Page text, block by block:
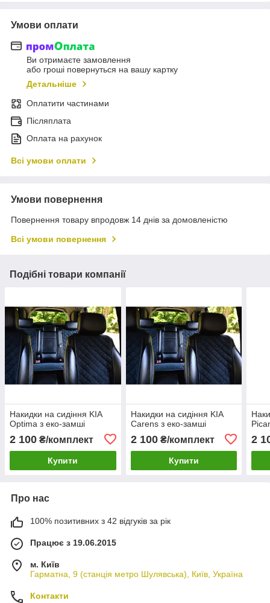
Умови оплати
Ви отримаєте замовлення
або гроші повернуться на вашу картку
Детальніше
Оплатити частинами
Післяплата
Оплата на рахунок
Всі умови оплати
Умови повернення
Повернення товару впродовж 14 днів за домовленістю
Всі умови повернення
Подібні товари компанії
Накидки на сидіння KIA
Optima з еко-замші
2 100 ₴/комплект
Купити
Накидки на сидіння KIA
Carens з еко-замші
2 100₴/комплект
Купити
2
Про нас
100% позитивних з 42 відгуків за рік
Працює з 19.06.2015
м. Київ
Гарматна, 9 (станція метро Шулявська), Київ, Україна
Контакти